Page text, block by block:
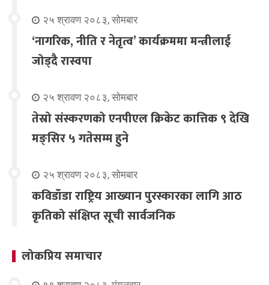
२५ श्रावण २०८३, सोमबार
‘नागरिक, नीति र नेतृत्व’ कार्यक्रममा मन्त्रीलाई
जोड्दै रास्वपा
२५ श्रावण २०८३, सोमबार
तेस्रो संस्करणको एनपीएल क्रिकेट कात्तिक ९ देखि
मङ्सिर ५ गतेसम्म हुने
२५ श्रावण २०८३, सोमबार
कविडाँडा राष्ट्रिय आख्यान पुरस्कारका लागि आठ
कृतिको संक्षिप्त सूची सार्वजनिक
लोकप्रिय समाचार